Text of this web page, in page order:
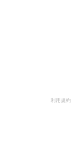
利用規約